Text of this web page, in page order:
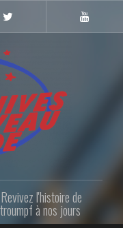
Youtube
LANM
l'histoire de
à nos jours